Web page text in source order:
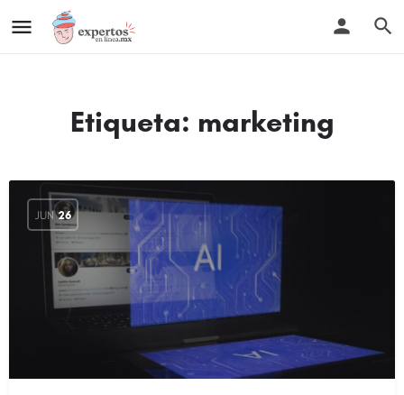
Etiqueta: marketing
JUN 26